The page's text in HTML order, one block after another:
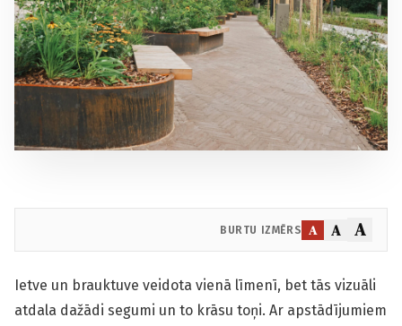
BURTU IZMĒRS A A A
Ietve un brauktuve veidota vienā līmenī, bet tās vizuāli
atdala dažādi segumi un to krāsu toņi. Ar apstādījumiem